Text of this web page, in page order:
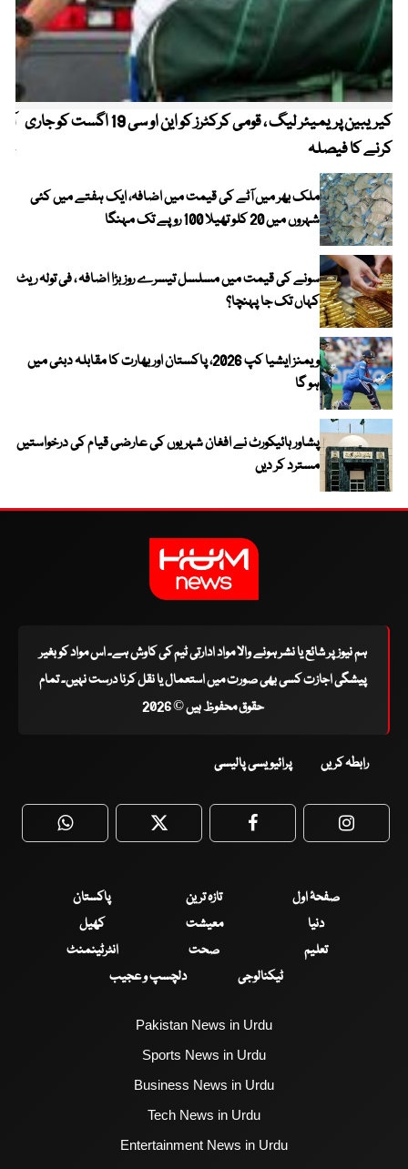
کیریبین پریمیئر لیگ ، قومی کرکٹرز کو این او سی 19 اگست کو جاری
کرنے کا فیصلہ
ملک بھر میں آٹے کی قیمت میں اضافہ، ایک ہفتے میں کئی
شہروں میں 20 کلو تھیلا 100 روپے تک مہنگا
سونے کی قیمت میں مسلسل تیسرے روز بڑا اضافہ ، فی تولہ ریٹ
کہاں تک جا پہنچا؟
ویمنز ایشیا کپ 2026، پاکستان اور بھارت کا مقابلہ دبئی میں
ہو گا
پشاور ہائیکورٹ نے افغان شہریوں کی عارضی قیام کی درخواستیں
مسترد کر دیں
ہم نیوز پر شائع یا نشر ہونے والا مواد ادارتی ٹیم کی کاوش ہے۔ اس مواد کو بغیر
پیشگی اجازت کسی بھی صورت میں استعمال یا نقل کرنا درست نہیں۔ تمام
حقوق محفوظ ہیں © 2026
رابطہ کریں پرائیویسی پالیسی
WhatsApp Twitter Facebook
صفحۂ اول تازہ ترین
پاکستان
دنیا
معیشت
کھیل
تعلیم
صحت
انٹرٹینمنٹ
ٹیکنالوجی
دلچسپ و عجیب
Pakistan News in Urdu
Sports News in Urdu
Business News in Urdu
Tech News in Urdu
Entertainment News in Urdu